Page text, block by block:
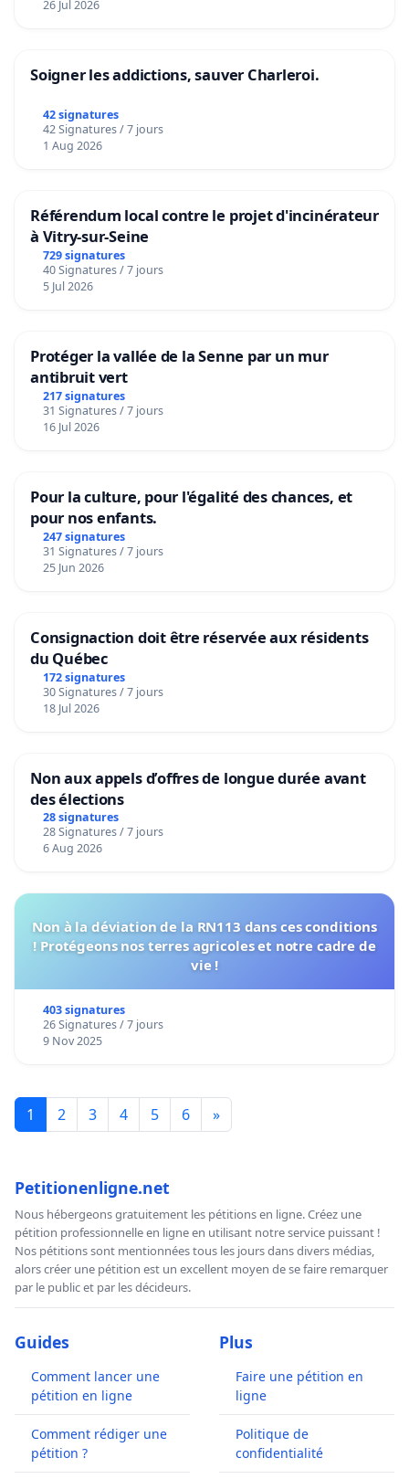
26 Jul 2026
Soigner les addictions, sauver Charleroi.
42 signatures
42 Signatures / 7 jours
1 Aug 2026
Référendum local contre le projet d'incinérateur
à Vitry-sur-Seine
729 signatures
40 Signatures / 7 jours
5 Jul 2026
Protéger la vallée de la Senne par un mur
antibruit vert
217 signatures
31 Signatures / 7 jours
16 Jul 2026
Pour la culture, pour l'égalité des chances, et
pour nos enfants.
247 signatures
31 Signatures / 7 jours
25 Jun 2026
Consignaction doit être réservée aux résidents
du Québec
172 signatures
30 Signatures / 7 jours
18 Jul 2026
Non aux appels d’offres de longue durée avant
des élections
28 signatures
28 Signatures / 7 jours
6 Aug 2026
Non à la déviation de la RN113 dans ces conditions
! Protégeons nos terres agricoles et notre cadre de
vie !
403 signatures
26 Signatures / 7 jours
9 Nov 2025
1 2 3 4 5 6 »
Petitionenligne.net
Nous hébergeons gratuitement les pétitions en ligne. Créez une
pétition professionnelle en ligne en utilisant notre service puissant !
Nos pétitions sont mentionnées tous les jours dans divers médias,
alors créer une pétition est un excellent moyen de se faire remarquer
par le public et par les décideurs.
Guides
Comment lancer une
pétition en ligne
Comment rédiger une
pétition ?
Plus
Faire une pétition en
ligne
Politique de
confidentialité